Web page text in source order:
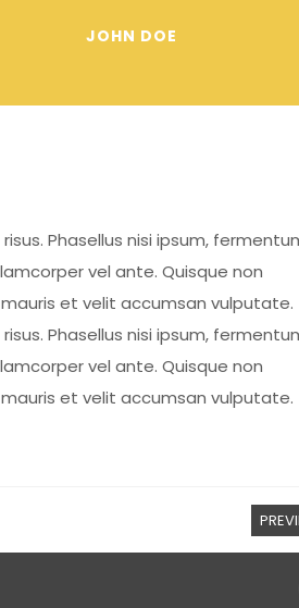
JOHN DOE
Phasellus nisi ipsum,
vel ante. Quisque non
et velit accumsan vulputate.
Phasellus nisi ipsum,
vel ante. Quisque non
et velit accumsan vulputate.